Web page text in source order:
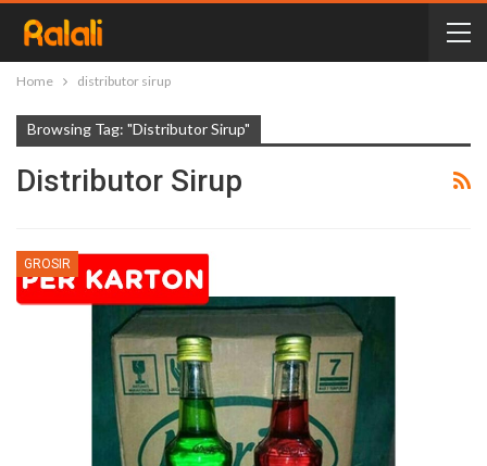
Home distributor sirup
Browsing Tag: "distributor Sirup"
Distributor Sirup
GROSIR